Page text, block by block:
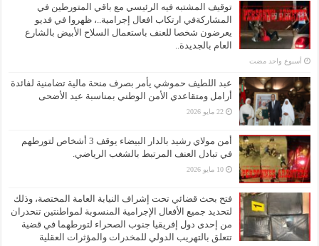
توقيف المشتبه فيه الرئيسي مع باقي المتورطين في
المشاركةفي ارتكاب افعال إجرامية..، ظهروا في فديو
يعرضون شخصا للعنف باستعمال السلاح الأبيض بالشارع
العام بالجديدة..
‏أسبوع واحد مضت
عبد اللطيف حموشي يأمر بصرف منحة مالية تضامنية لفائدة
أرامل ومتقاعدي الأمن الوطني بمناسبة عيد الأضحى
22 مايو 2026
أمن مولاي رشيد بالدار البيضاء يوقف 3 أشخاص لتورطهم
في تبادل العنف المرتبط بالشغب الرياضي.
10 مايو 2026
فتح بحث قضائي تحت إشراف النيابة العامة المختصة، وذلك
لتحديد جميع الأفعال الإجرامية المنسوبة لمواطنتين تنحدران
من إحدى دول إفريقيا جنوب الصحراء لتورطهما في قضية
تتعلق بالتهريب الدولي للمخدرات والمؤثرات العقلية